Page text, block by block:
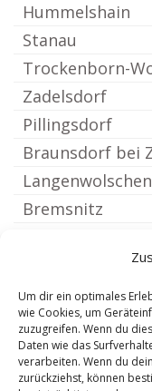
Um dir ein optimales
wie Cookies, um
zuzugreifen. Wenn du
Daten wie das
verarbeiten. Wenn du
zurückziehst, können
Hummelshain
Stanau
Trockenborn-
Zadelsdorf
Pillingsdorf
Braunsdorf bei
Bremsnitz
Wiebelsdorf
Mittelpöllnitz
Oberbodnitz
Karlsdorf bei